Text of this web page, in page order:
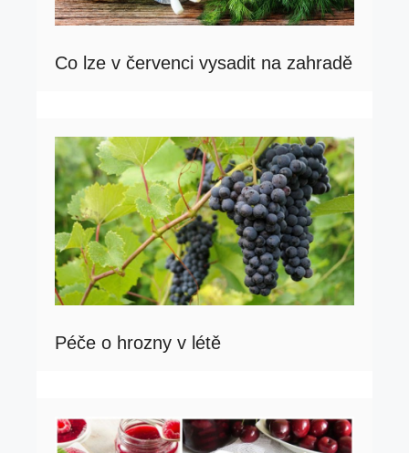
Co lze v červenci vysadit na zahradě
Péče o hrozny v létě